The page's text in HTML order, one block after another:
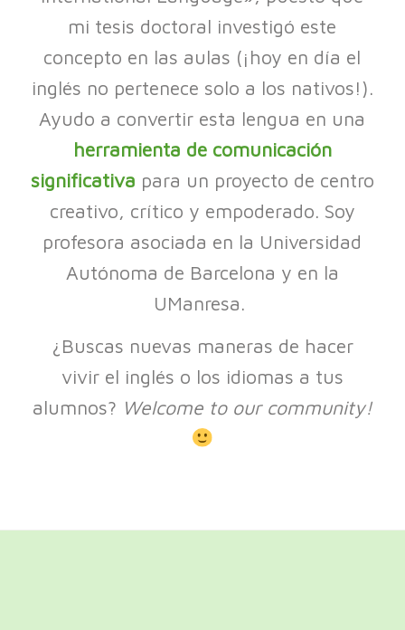
mi tesis doctoral investigó este
concepto en las aulas (¡hoy en día el
inglés no pertenece solo a los nativos!).
Ayudo a convertir esta lengua en una
herramienta de comunicación
significativa para un proyecto de centro
creativo, crítico y empoderado. Soy
profesora asociada en la Universidad
Autónoma de Barcelona y en la
UManresa.
¿Buscas nuevas maneras de hacer
vivir el inglés o los idiomas a tus
alumnos? Welcome to our community!